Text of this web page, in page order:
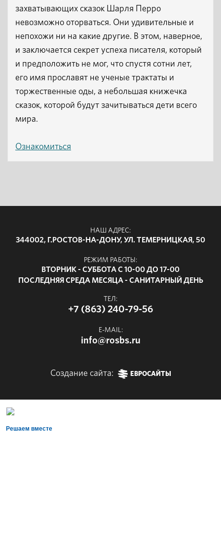
захватывающих сказок Шарля Перро
невозможно оторваться. Они удивительные и
непохожи ни на какие другие. В этом, наверное,
и заключается секрет успеха писателя, который
и предположить не мог, что спустя сотни лет,
его имя прославят не ученые трактаты и
торжественные оды, а небольшая книжечка
сказок, которой будут зачитываться дети всего
мира.
Ознакомиться
НАШ АДРЕС:
344002, Г.РОСТОВ-НА-ДОНУ, УЛ. ТЕМЕРНИЦКАЯ, 50
РЕЖИМ РАБОТЫ:
ВТОРНИК - СУББОТА С 10-00 ДО 17-00
ПОСЛЕДНЯЯ СРЕДА МЕСЯЦА - САНИТАРНЫЙ ДЕНЬ
ТЕЛ:
+7 (863) 240-79-56
E-MAIL:
info@rosbs.ru
Создание сайта: ЕВРОСАЙТЫ
Решаем вместе